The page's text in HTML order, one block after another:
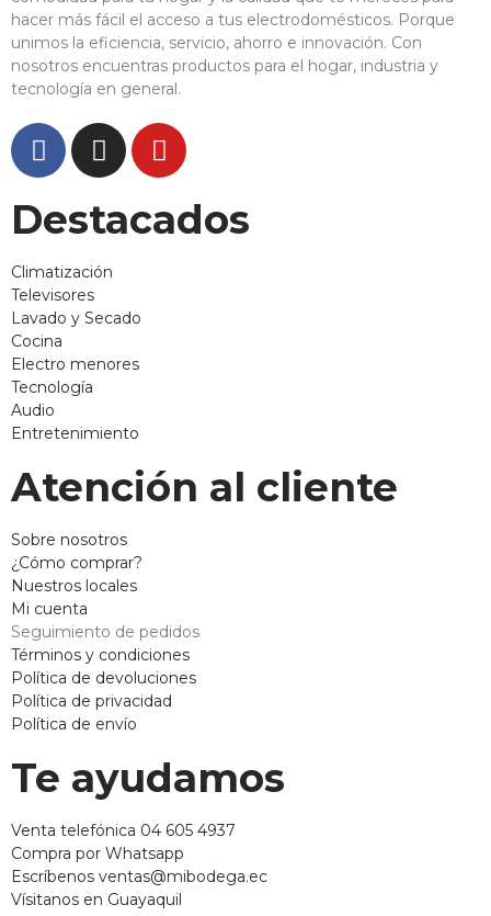
hacer más fácil el acceso a tus electrodomésticos. Porque
unimos la eficiencia, servicio, ahorro e innovación. Con
nosotros encuentras productos para el hogar, industria y
tecnología en general.
Destacados
Climatización
Televisores
Lavado y Secado
Cocina
Electro menores
Tecnología
Audio
Entretenimiento
Atención al cliente
Sobre nosotros
¿Cómo comprar?
Nuestros locales
Mi cuenta
Seguimiento de pedidos
Términos y condiciones
Política de devoluciones
Política de privacidad
Política de envío
Te ayudamos
Venta telefónica 04 605 4937
Compra por Whatsapp
Escríbenos ventas@mibodega.ec
Vísitanos en Guayaquil